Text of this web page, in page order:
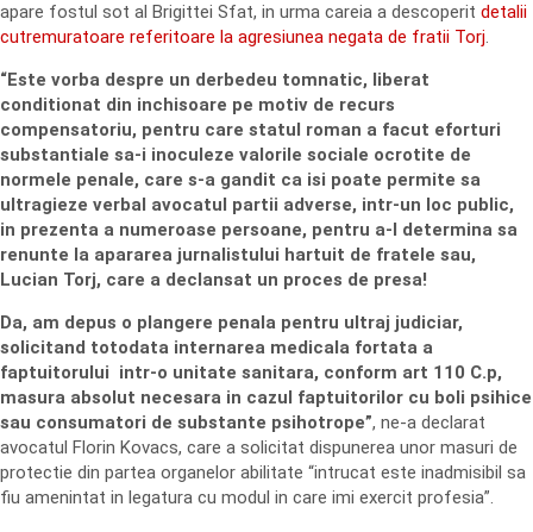
apare fostul sot al Brigittei Sfat, in urma careia a descoperit detalii
cutremuratoare referitoare la agresiunea negata de fratii Torj.
“Este vorba despre un derbedeu tomnatic, liberat
conditionat din inchisoare pe motiv de recurs
compensatoriu, pentru care statul roman a facut eforturi
substantiale sa-i inoculeze valorile sociale ocrotite de
normele penale, care s-a gandit ca isi poate permite sa
ultragieze verbal avocatul partii adverse, intr-un loc public,
in prezenta a numeroase persoane, pentru a-l determina sa
renunte la apararea jurnalistului hartuit de fratele sau,
Lucian Torj, care a declansat un proces de presa!
Da, am depus o plangere penala pentru ultraj judiciar,
solicitand totodata internarea medicala fortata a
faptuitorului intr-o unitate sanitara, conform art 110 C.p,
masura absolut necesara in cazul faptuitorilor cu boli psihice
sau consumatori de substante psihotrope”, ne-a declarat
avocatul Florin Kovacs, care a solicitat dispunerea unor masuri de
protectie din partea organelor abilitate “intrucat este inadmisibil sa
fiu amenintat in legatura cu modul in care imi exercit profesia”.